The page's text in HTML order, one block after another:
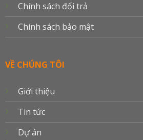
Chính sách đổi trả
Chính sách bảo mật
VỀ CHÚNG TÔI
Giới thiệu
Tin tức
Dự án